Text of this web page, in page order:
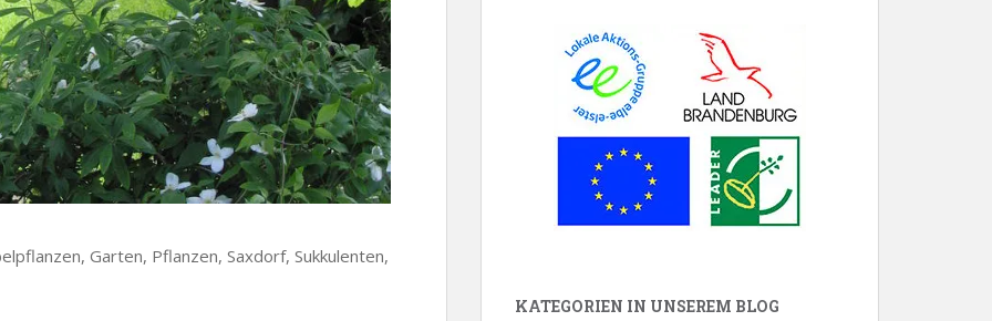
Garten, Pflanzen, Saxdorf, Sukkulenten,
KATEGORIEN IN UNSEREM BLOG